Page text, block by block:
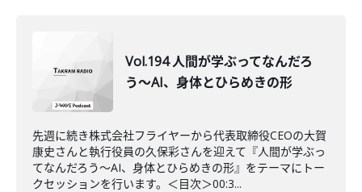
Vol.194 人間が学ぶってなんだろ
う〜AI、身体とひらめきの形
先週に続き株式会社フライヤーから代表取締役CEOの大賀
康史さんと執行役員の久保彩さんを迎えて『人間が学ぶっ
てなんだろう〜AI、身体とひらめきの形』をテーマにトー
クセッションを行います。＜目次＞00:3...